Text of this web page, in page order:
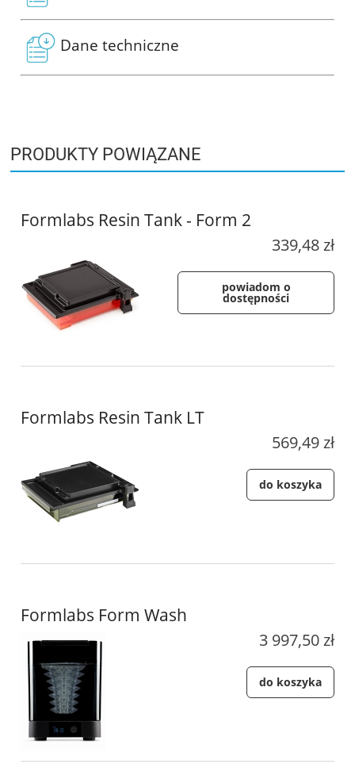
Dane techniczne
PRODUKTY POWIĄZANE
Formlabs Resin Tank - Form 2
339,48 zł
powiadom o
dostępności
Formlabs Resin Tank LT
569,49 zł
do koszyka
Formlabs Form Wash
3 997,50 zł
do koszyka